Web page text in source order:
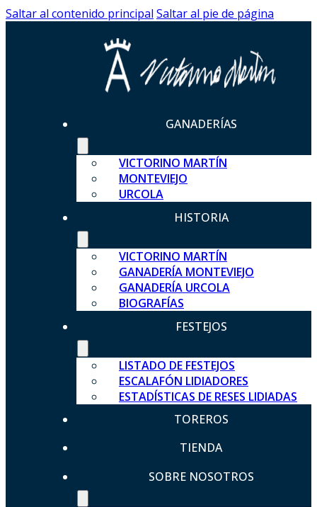
Saltar al contenido principal Saltar al pie de página
GANADERÍAS
VICTORINO MARTÍN
MONTEVIEJO
URCOLA
HISTORIA
VICTORINO MARTÍN
GANADERÍA MONTEVIEJO
GANADERÍA URCOLA
BIOGRAFÍAS
FESTEJOS
LISTADO DE FESTEJOS
ESCALAFÓN LIDIADORES
ESTADÍSTICAS DE RESES LIDIADAS
TOREROS
TIENDA
SOBRE NOSOTROS